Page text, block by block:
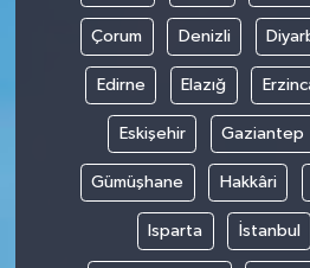
Çorum Denizli
Edirne Elazığ
Eskişehir Gaziantep
Gümüşhane Hakkâri
Isparta İstanbul